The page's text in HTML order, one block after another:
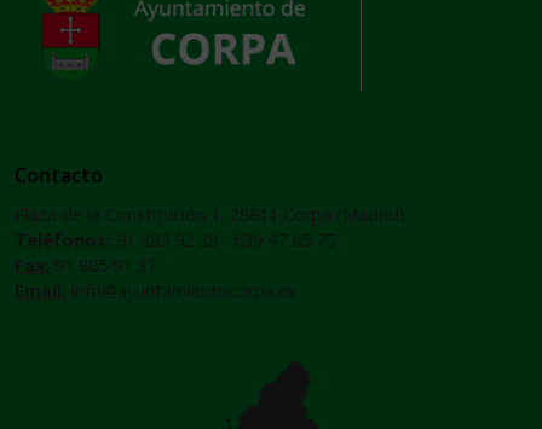
Contacto
Plaza de la Constitución 1, 28811 Corpa (Madrid)
Teléfonos: 91 885 92 28 - 639 47 85 75
Fax: 91 885 91 37
Email: info@ayuntamientocorpa.es